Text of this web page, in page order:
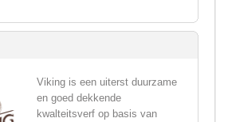
Viking is een uiterst duurzame
en goed dekkende
kwalteitsverf op basis van